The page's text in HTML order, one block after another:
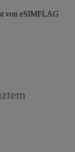
von eSIMFLAG